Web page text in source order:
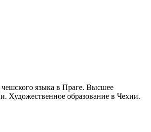
языка в Праге. Высшее
Художественное образование в Чехии.